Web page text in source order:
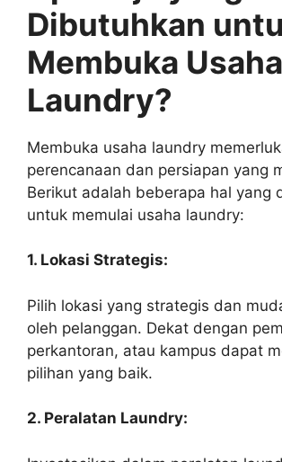
Dibutuhkan
Membuka Usaha
Laundry?
Membuka usaha laundry
perencanaan dan persiapan yang
Berikut adalah beberapa hal yang
untuk memulai usaha laundry:
1. Lokasi Strategis:
Pilih lokasi yang strategis dan
oleh pelanggan. Dekat dengan
perkantoran, atau kampus dapat
pilihan yang baik.
2. Peralatan Laundry: